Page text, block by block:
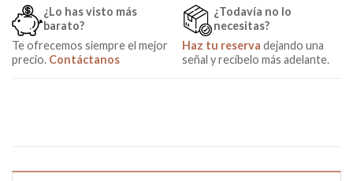
¿Lo has visto más
barato?
Te ofrecemos siempre el mejor
precio. Contáctanos
¿Todavía no lo
necesitas?
Haz tu reserva dejando una
señal y recíbelo más adelante.